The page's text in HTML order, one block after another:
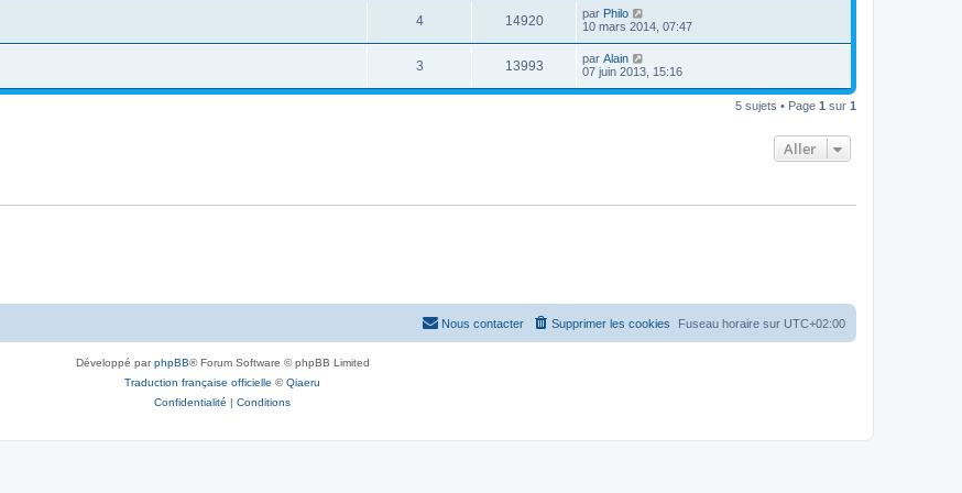
4 14920 par Philo
10 mars 2014, 07:47
3 13993 par Alain
07 juin 2013, 15:16
5 sujets • Page 1 sur 1
Aller
Fuseau horaire sur UTC+02:00
Supprimer les cookies
Nous contacter
Développé parphpBB® Forum Software © phpBB Limited
Traduction française officielle ©Qiaeru
Confidentialité | Conditions